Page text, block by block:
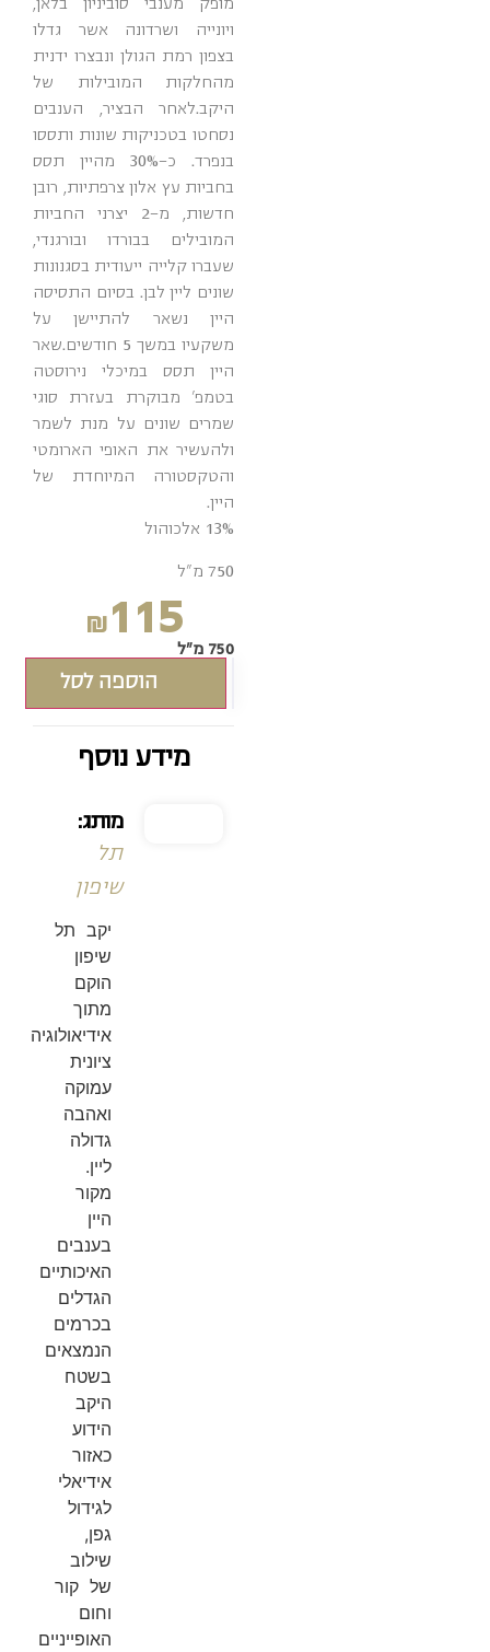
מופק מענבי סוביניון בלאן,
ויונייה ושרדונה אשר גדלו
בצפון רמת הגולן ונבצרו ידנית
מהחלקות המובילות של
היקב.לאחר הבציר, הענבים
נסחטו בטכניקות שונות ותססו
בנפרד. כ-30% מהיין תסס
בחביות עץ אלון צרפתיות, רובן
חדשות, מ-2 יצרני החביות
המובילים בבורדו ובורגנדי,
שעברו קלייה ייעודית בסגנונות
שונים ליין לבן. בסיום התסיסה
היין נשאר להתיישן על
משקעיו במשך 5 חודשים.שאר
היין תסס במיכלי נירוסטה
בטמפ' מבוקרת בעזרת סוגי
שמרים שונים על מנת לשמר
ולהעשיר את האופי הארומטי
והטקסטורה המיוחדת של
היין.
13% אלכוהול
750 מ"ל
₪115
750 מ"ל
הוספה לסל
מידע נוסף
מותג:
תל
שיפון
יקב תל
שיפון
הוקם
מתוך
אידיאולוגיה
ציונית
עמוקה
ואהבה
גדולה
ליין.
מקור
היין
בענבים
האיכותיים
הגדלים
בכרמים
הנמצאים
בשטח
היקב
הידוע
כאזור
אידיאלי
לגידול
גפן,
שילוב
של קור
וחום
האופייניים